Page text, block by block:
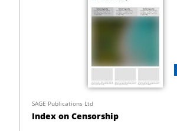
SAGE Publications Ltd
Index on Censorship